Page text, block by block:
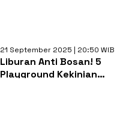
21 September 2025 | 20:50 WIB
Liburan Anti Bosan! 5
Playground Kekinian